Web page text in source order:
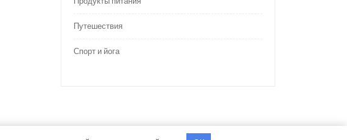
Путешествия
Спорт и йога